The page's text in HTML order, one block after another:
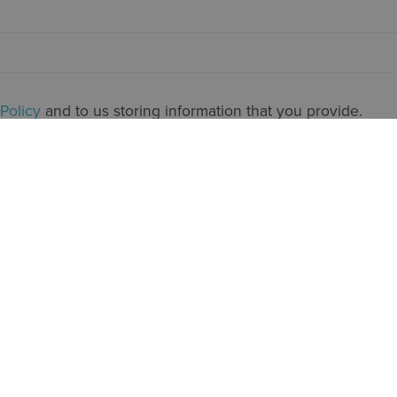
and to us storing information that you provide.